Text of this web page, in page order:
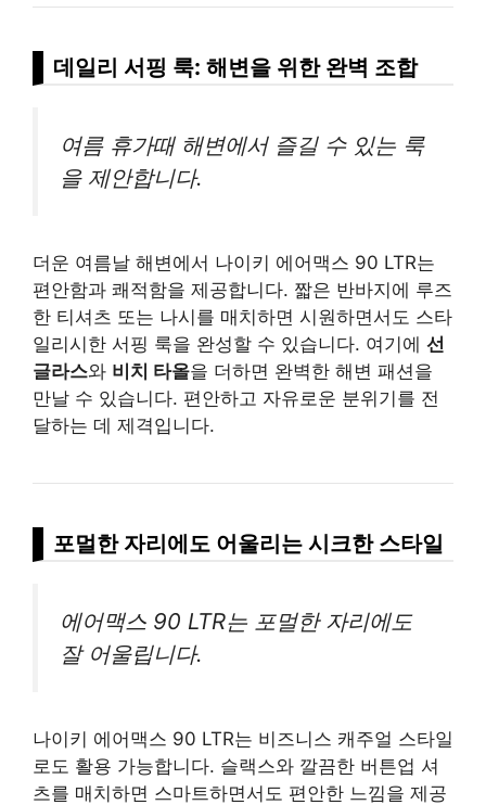
데일리 서핑 룩: 해변을 위한 완벽 조합
여름 휴가때 해변에서 즐길 수 있는 룩
을 제안합니다.
더운 여름날 해변에서 나이키 에어맥스 90 LTR는
편안함과 쾌적함을 제공합니다. 짧은 반바지에 루즈
한 티셔츠 또는 나시를 매치하면 시원하면서도 스타
일리시한 서핑 룩을 완성할 수 있습니다. 여기에 선
글라스와 비치 타올을 더하면 완벽한 해변 패션을
만날 수 있습니다. 편안하고 자유로운 분위기를 전
달하는 데 제격입니다.
포멀한 자리에도 어울리는 시크한 스타일
에어맥스 90 LTR는 포멀한 자리에도
잘 어울립니다.
나이키 에어맥스 90 LTR는 비즈니스 캐주얼 스타일
로도 활용 가능합니다. 슬랙스와 깔끔한 버튼업 셔
츠를 매치하면 스마트하면서도 편안한 느낌을 제공